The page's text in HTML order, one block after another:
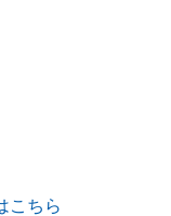
こちら